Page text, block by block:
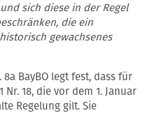
sich diese in der Regel
die ein
gewachsenes
BayBO legt fest, dass für
Nr. 18, die vor dem 1. Januar
Regelung gilt. Sie